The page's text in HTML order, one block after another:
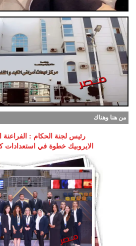
من هنا وهناك
رئيس لجنة الحكام : الفراعنة
الايروبيك خطوة في استعدادات كأس